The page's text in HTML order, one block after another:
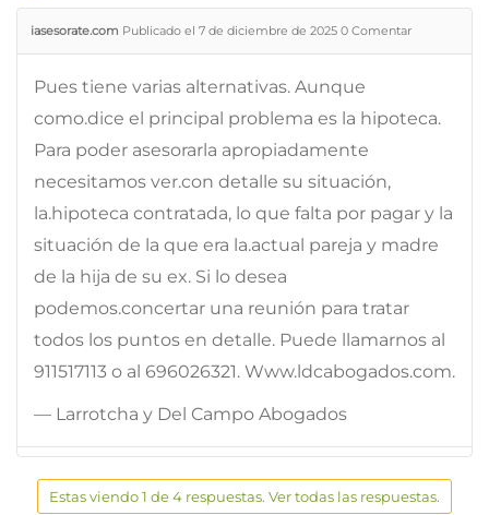
iasesorate.com Publicado el 7 de diciembre de 2025 0 Comentar
Pues tiene varias alternativas. Aunque
como.dice el principal problema es la hipoteca.
Para poder asesorarla apropiadamente
necesitamos ver.con detalle su situación,
la.hipoteca contratada, lo que falta por pagar y la
situación de la que era la.actual pareja y madre
de la hija de su ex. Si lo desea
podemos.concertar una reunión para tratar
todos los puntos en detalle. Puede llamarnos al
911517113 o al 696026321. Www.ldcabogados.com.
— Larrotcha y Del Campo Abogados
Estas viendo 1 de 4 respuestas. Ver todas las respuestas.